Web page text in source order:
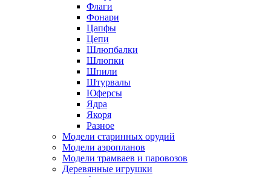
Флаги
Фонари
Цапфы
Цепи
Шлюпбалки
Шлюпки
Шпили
Штурвалы
Юферсы
Ядра
Якоря
Разное
Модели старинных орудий
Модели аэропланов
Модели трамваев и паровозов
Деревянные игрушки